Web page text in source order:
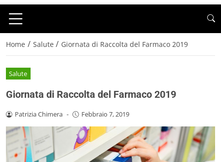
Home / Salute / Giornata di Raccolta del Farmaco 2019
Salute
Giornata di Raccolta del Farmaco 2019
Patrizia Chimera - Febbraio 7, 2019